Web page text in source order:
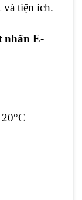
tiện ích.
nhấn E-